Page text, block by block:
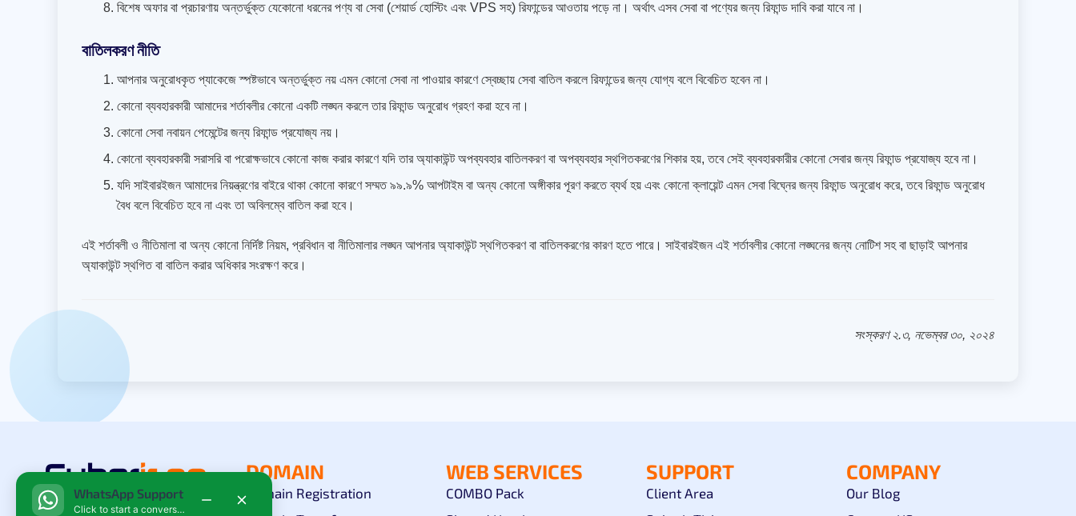
বিশেষ অফার বা প্রচারণায় অন্তর্ভুক্ত যেকোনো ধরনের পণ্য বা সেবা (শেয়ার্ড হোস্টিং এবং VPS সহ) রিফান্ডের আওতায় পড়ে না। অর্থাৎ এসব সেবা বা পণ্যের জন্য রিফান্ড দাবি করা যাবে না।
বাতিলকরণ নীতি
আপনার অনুরোধকৃত প্যাকেজে স্পষ্টভাবে অন্তর্ভুক্ত নয় এমন কোনো সেবা না পাওয়ার কারণে স্বেচ্ছায় সেবা বাতিল করলে রিফান্ডের জন্য যোগ্য বলে বিবেচিত হবেন না।
কোনো ব্যবহারকারী আমাদের শর্তাবলীর কোনো একটি লঙ্ঘন করলে তার রিফান্ড অনুরোধ গ্রহণ করা হবে না।
কোনো সেবা নবায়ন পেমেন্টের জন্য রিফান্ড প্রযোজ্য নয়।
কোনো ব্যবহারকারী সরাসরি বা পরোক্ষভাবে কোনো কাজ করার কারণে যদি তার অ্যাকাউন্ট অপব্যবহার বাতিলকরণ বা অপব্যবহার স্থগিতকরণের শিকার হয়, তবে সেই ব্যবহারকারীর কোনো সেবার জন্য রিফান্ড প্রযোজ্য হবে না।
যদি সাইবারইজন আমাদের নিয়ন্ত্রণের বাইরে থাকা কোনো কারণে সম্মত ৯৯.৯% আপটাইম বা অন্য কোনো অঙ্গীকার পূরণ করতে ব্যর্থ হয় এবং কোনো ক্লায়েন্ট এমন সেবা বিঘ্নের জন্য রিফান্ড অনুরোধ করে, তবে রিফান্ড অনুরোধ
বৈধ বলে বিবেচিত হবে না এবং তা অবিলম্বে বাতিল করা হবে।
এই শর্তাবলী ও নীতিমালা বা অন্য কোনো নির্দিষ্ট নিয়ম, প্রবিধান বা নীতিমালার লঙ্ঘন আপনার অ্যাকাউন্ট স্থগিতকরণ বা বাতিলকরণের কারণ হতে পারে। সাইবারইজন এই শর্তাবলীর কোনো লঙ্ঘনের জন্য নোটিশ সহ বা ছাড়াই আপনার
অ্যাকাউন্ট স্থগিত বা বাতিল করার অধিকার সংরক্ষণ করে।
সংস্করণ ২.৩, নভেম্বর ৩০, ২০২৪
As a leading Domain & Web
DOMAIN
Domain Registration
WEB SERVICES
COMBO Pack
SUPPORT
Client Area
COMPANY
Our Blog
WhatsApp Support
Click to start a conversation